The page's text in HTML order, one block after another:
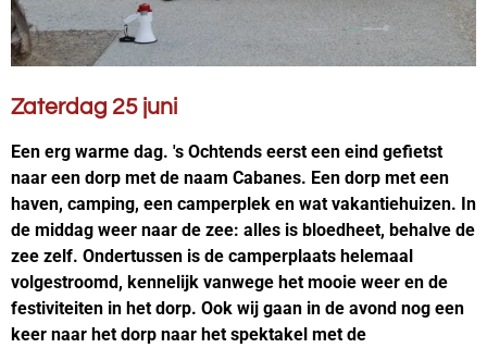
Zaterdag 25 juni
Een erg warme dag. 's Ochtends eerst een eind gefietst
naar een dorp met de naam Cabanes. Een dorp met een
haven, camping, een camperplek en wat vakantiehuizen. In
de middag weer naar de zee: alles is bloedheet, behalve de
zee zelf. Ondertussen is de camperplaats helemaal
volgestroomd, kennelijk vanwege het mooie weer en de
festiviteiten in het dorp. Ook wij gaan in de avond nog een
keer naar het dorp naar het spektakel met de